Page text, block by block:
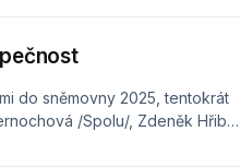
do sněmovny 2025, tentokrát
/Spolu/, Zdeněk Hřib